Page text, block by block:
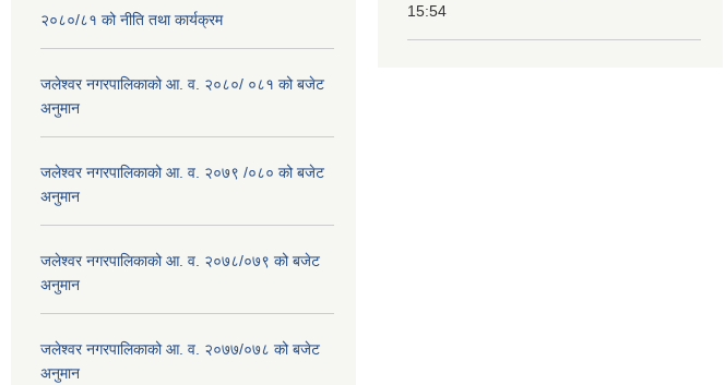
२०८०/८१ को नीति तथा कार्यक्रम
जलेश्वर नगरपालिकाको आ. व. २०८०/ ०८१ को बजेट
अनुमान
जलेश्वर नगरपालिकाको आ. व. २०७९ /०८० को बजेट
अनुमान
जलेश्वर नगरपालिकाको आ. व. २०७८/०७९ को बजेट
अनुमान
जलेश्वर नगरपालिकाको आ. व. २०७७/०७८ को बजेट
अनुमान
15:54